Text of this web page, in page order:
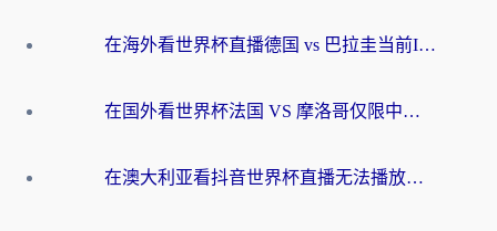
在海外看世界杯直播德国 vs 巴拉圭当前IP受限制？这篇指南帮你轻松解决地区限制
在国外看世界杯法国 VS 摩洛哥仅限中国大陆？别让地域限制拦下你的欢呼
在澳大利亚看抖音世界杯直播无法播放？海外党体育观赛终极指南来了！